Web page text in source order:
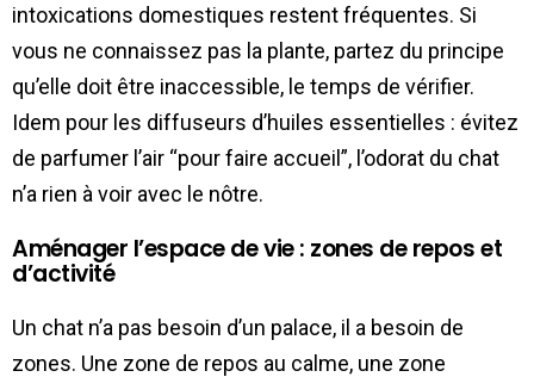
intoxications domestiques restent fréquentes. Si
vous ne connaissez pas la plante, partez du principe
qu’elle doit être inaccessible, le temps de vérifier.
Idem pour les diffuseurs d’huiles essentielles : évitez
de parfumer l’air “pour faire accueil”, l’odorat du chat
n’a rien à voir avec le nôtre.
Aménager l’espace de vie : zones de repos et
d’activité
Un chat n’a pas besoin d’un palace, il a besoin de
zones. Une zone de repos au calme, une zone